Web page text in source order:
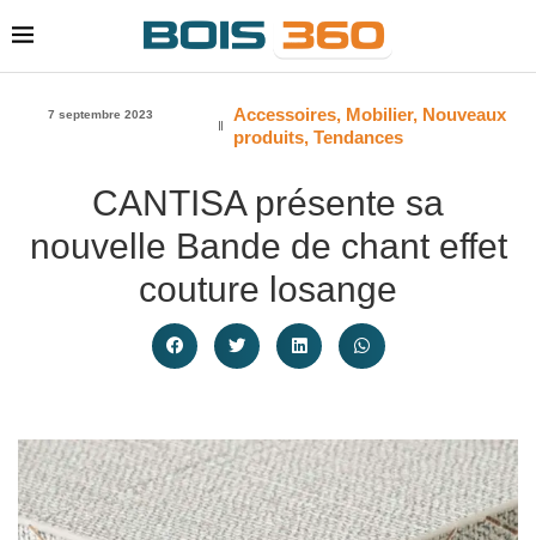
7 septembre 2023 Accessoires, Mobilier, Nouveaux
produits,Tendances
CANTISA présente sa
nouvelle Bande de chant effet
couture losange